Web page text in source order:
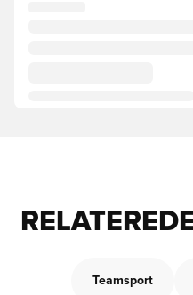
Teamsport